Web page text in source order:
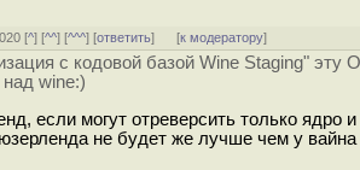
[^] [^^] [^^^] [ответить] [к модератору]
с кодовой базой Wine Staging" эту
wine:)
если могут отреверсить только ядро
не будет же лучше чем у вайна